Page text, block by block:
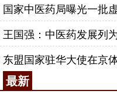
国家中医药局曝光一批
王国强：中医药发展列
东盟国家驻华大使在京
最新